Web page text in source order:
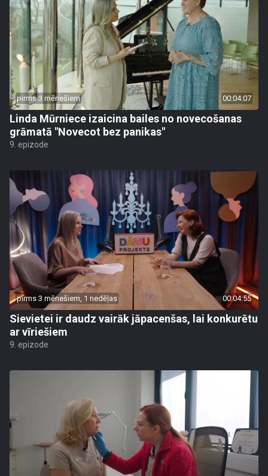
pirms 3 mēnešiem 00:04:07
Linda Mūrniece izaicina bailes no novecošanas
grāmatā "Novecot bez panikas"
9. epizode
pirms 3 mēnešiem, 1 nedēļas 00:04:55
Sievietei ir daudz vairāk jāpacenšas, lai konkurētu
ar vīriešiem
9. epizode